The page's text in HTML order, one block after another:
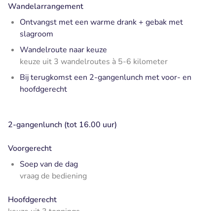
Wandelarrangement
Ontvangst met een warme drank + gebak met
slagroom
Wandelroute naar keuze
keuze uit 3 wandelroutes à 5-6 kilometer
Bij terugkomst een 2-gangenlunch met voor- en
hoofdgerecht
2-gangenlunch (tot 16.00 uur)
Voorgerecht
Soep van de dag
vraag de bediening
Hoofdgerecht